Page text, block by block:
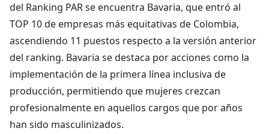
del Ranking PAR se encuentra Bavaria, que entró al
TOP 10 de empresas más equitativas de Colombia,
ascendiendo 11 puestos respecto a la versión anterior
del ranking. Bavaria se destaca por acciones como la
implementación de la primera línea inclusiva de
producción, permitiendo que mujeres crezcan
profesionalmente en aquellos cargos que por años
han sido masculinizados.